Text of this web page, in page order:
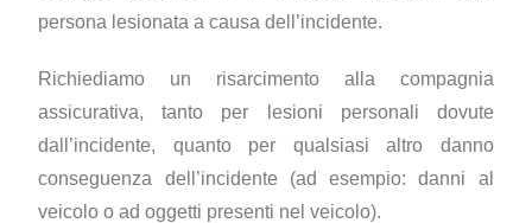
persona lesionata a causa dell’incidente.
Richiediamo un risarcimento alla compagnia
assicurativa, tanto per lesioni personali dovute
dall’incidente, quanto per qualsiasi altro danno
conseguenza dell’incidente (ad esempio: danni al
veicolo o ad oggetti presenti nel veicolo).